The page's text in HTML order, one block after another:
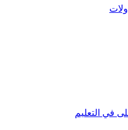
في التعليم